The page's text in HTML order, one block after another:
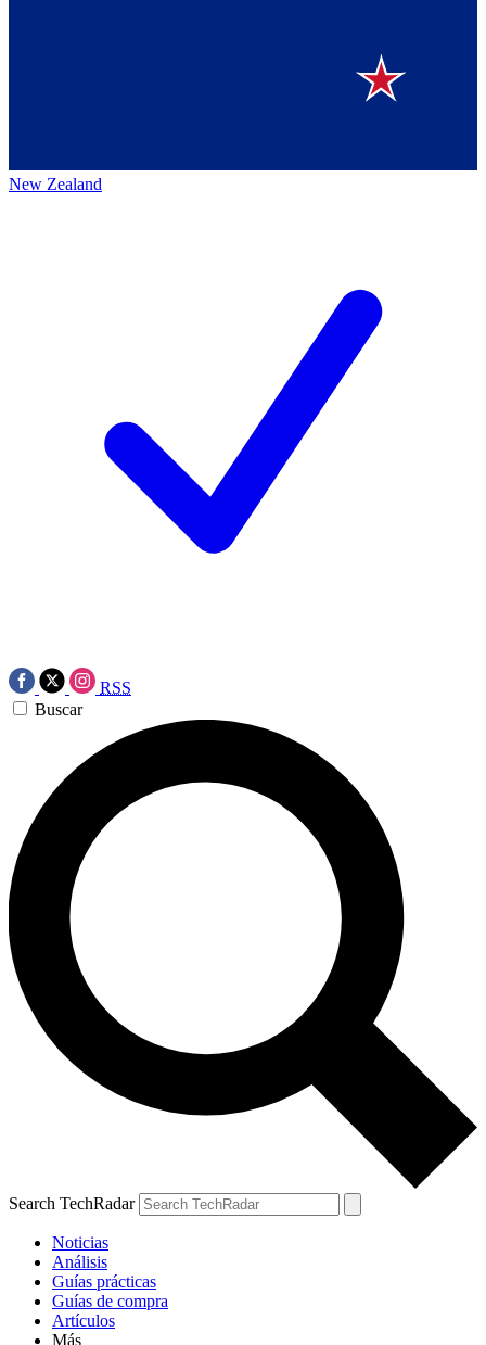
New Zealand
RSS
Buscar
Search TechRadar
Noticias
Análisis
Guías prácticas
Guías de compra
Artículos
Más